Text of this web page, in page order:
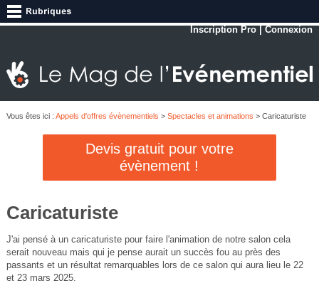
Inscription Pro |Connexion
Vous êtes ici : Appels d'offres évènementiels > Spectacles et animations > Caricaturiste
Devis gratuit pour votre
évènement !
Caricaturiste
J'ai pensé à un caricaturiste pour faire l'animation de notre salon cela
serait nouveau mais qui je pense aurait un succès fou au près des
passants et un résultat remarquables lors de ce salon qui aura lieu le 22
et 23 mars 2025.